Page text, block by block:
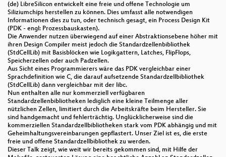
(de) LibreSilicon entwickelt eine freie und offene Technologie um
Siliziumchips herstellen zu können. Dies umfasst alle notwendigen
Informationen dies zu tun, oder technisch gesagt, ein Process Design Kit
(PDK - engl: Prozessbauskasten).
Die Anwender nutzen überwiegend auf einer Abstraktionsebene höher mit
ihren Design Compiler meist jedoch die Standardzellenbibliothek
(StdCellLib) mit Basisblöcken wie Logikgattern, Latches, FlipFlops,
Speicherzellen oder auch Padzellen.
Aus Sicht eines Programmierers wäre das PDK vergleichbar einer
Sprachdefinition wie C, die darauf aufsetzende Standardzellbibliothek
(StdCellLib) dann vergleichbar mit der libc.
Nun enthalten alle nur kommerziell verfügbaren
Standardzellenbibliotheken lediglich eine kleine Teilmenge aller
nützlichen Zellen, limitiert durch die Arbeitskräfte beim Hersteller. Sie
sind handgemacht und fehlerträchtig. Unglücklicherweise sind die
kommerziellen Standardzellbibliotheken stark vom PDK abhängig und mit
Geheimhaltungsvereinbarungen gepflastert. Unser Ziel ist es, die erste
freie und offene Standardzellbibliothek zu werden.
Dieser Talk zeigt, wie weit wir bereits gekommen sind, mit Hilfe der